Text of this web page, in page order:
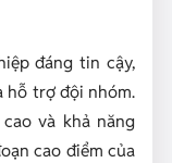
đáng tin cậy,
hỗ trợ đội nhóm.
và khả năng
cao điểm của